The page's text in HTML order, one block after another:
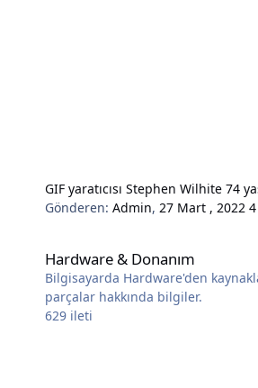
GIF yaratıcısı Stephen Wilhite 74
Gönderen:Admin, 27 Mart , 20224
Hardware & Donanım
Bilgisayarda Hardware'den
parçalar hakkında bilgiler.
629 ileti